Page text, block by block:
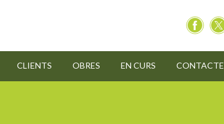
CLIENTS OBRES EN CURS CONTACTE